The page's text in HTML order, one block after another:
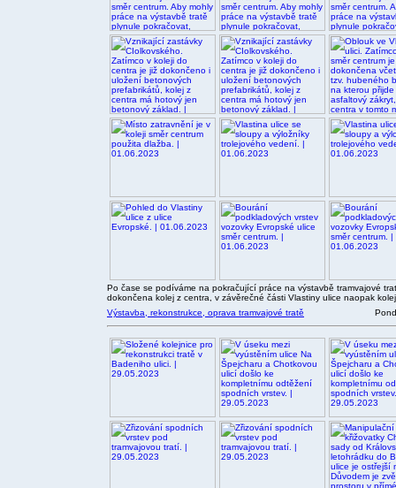
Po čase se podíváme na pokračující práce na výstavbě tramvajové
dokončena kolej z centra, v závěrečné části Vlastiny ulice naopak
Výstavba, rekonstrukce, oprava tramvajové tratě